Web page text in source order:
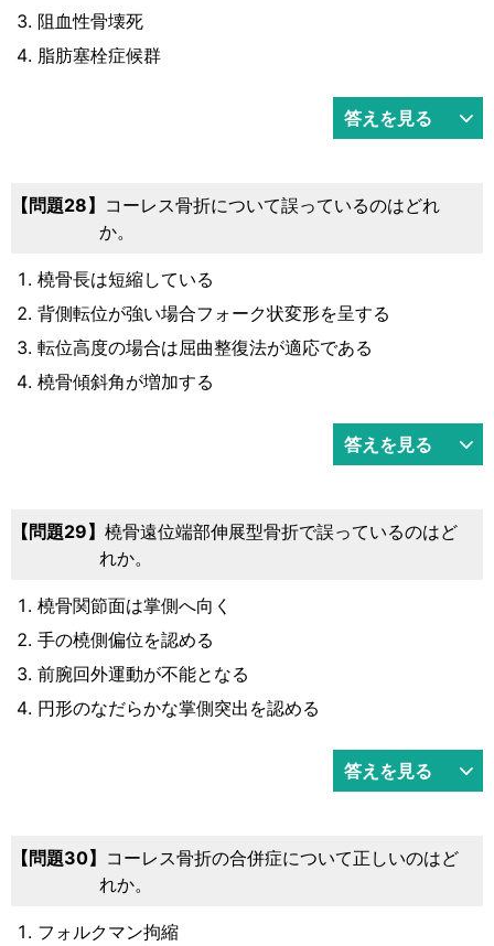
阻血性骨壊死
脂肪塞栓症候群
答えを見る
問題28
コーレス骨折について誤っているのはどれ
か。
橈骨長は短縮している
背側転位が強い場合フォーク状変形を呈する
転位高度の場合は屈曲整復法が適応である
橈骨傾斜角が増加する
答えを見る
問題29
橈骨遠位端部伸展型骨折で誤っているのはど
れか。
橈骨関節面は掌側へ向く
手の橈側偏位を認める
前腕回外運動が不能となる
円形のなだらかな掌側突出を認める
答えを見る
問題30
コーレス骨折の合併症について正しいのはど
れか。
フォルクマン拘縮